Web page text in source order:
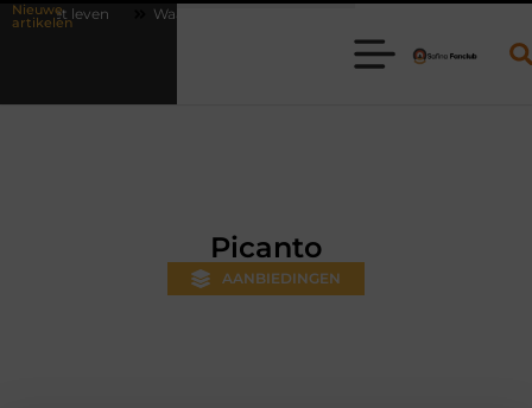
Nieuwe
artikelenonline vlees bestellen steeds gewoner wordt
Picanto
AANBIEDINGEN